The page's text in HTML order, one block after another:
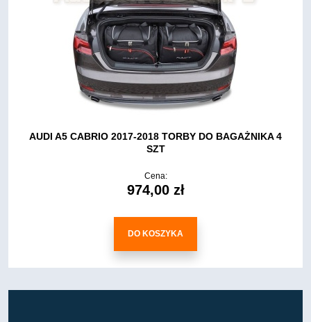
AUDI A5 CABRIO 2017-2018 TORBY DO BAGAŻNIKA 4
SZT
Cena:
974,00 zł
DO KOSZYKA